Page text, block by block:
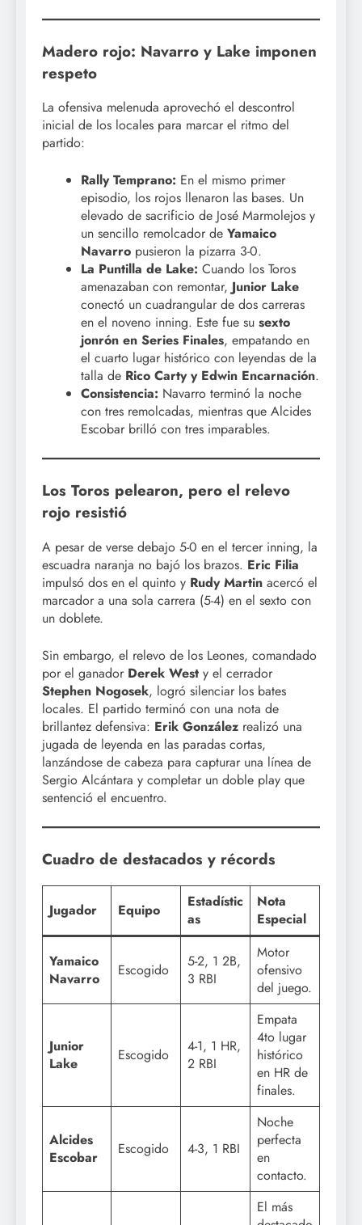
Madero rojo: Navarro y Lake imponen
respeto
La ofensiva melenuda aprovechó el descontrol
inicial de los locales para marcar el ritmo del
partido:
Rally Temprano: En el mismo primer
episodio, los rojos llenaron las bases. Un
elevado de sacrificio de José Marmolejos y
un sencillo remolcador de Yamaico
Navarro pusieron la pizarra 3-0.
La Puntilla de Lake: Cuando los Toros
amenazaban con remontar, Junior Lake
conectó un cuadrangular de dos carreras
en el noveno inning. Este fue su sexto
jonrón en Series Finales, empatando en
el cuarto lugar histórico con leyendas de la
talla de Rico Carty y Edwin Encarnación.
Consistencia: Navarro terminó la noche
con tres remolcadas, mientras que Alcides
Escobar brilló con tres imparables.
Los Toros pelearon, pero el relevo
rojo resistió
A pesar de verse debajo 5-0 en el tercer inning, la
escuadra naranja no bajó los brazos. Eric Filia
impulsó dos en el quinto y Rudy Martin acercó el
marcador a una sola carrera (5-4) en el sexto con
un doblete.
Sin embargo, el relevo de los Leones, comandado
por el ganador Derek West y el cerrador
Stephen Nogosek, logró silenciar los bates
locales. El partido terminó con una nota de
brillantez defensiva: Erik González realizó una
jugada de leyenda en las paradas cortas,
lanzándose de cabeza para capturar una línea de
Sergio Alcántara y completar un doble play que
sentenció el encuentro.
Cuadro de destacados y récords
Jugador Equipo
Estadístic
as
Nota
Especial
Yamaico
Navarro
Escogido
5-2, 1 2B,
3 RBI
Motor
ofensivo
del juego.
Junior
Lake
Escogido
4-1, 1 HR,
2 RBI
Empata
4to lugar
histórico
en HR de
finales.
Alcides
Escobar
Escogido 4-3, 1 RBI
Noche
perfecta
en
contacto.
El más